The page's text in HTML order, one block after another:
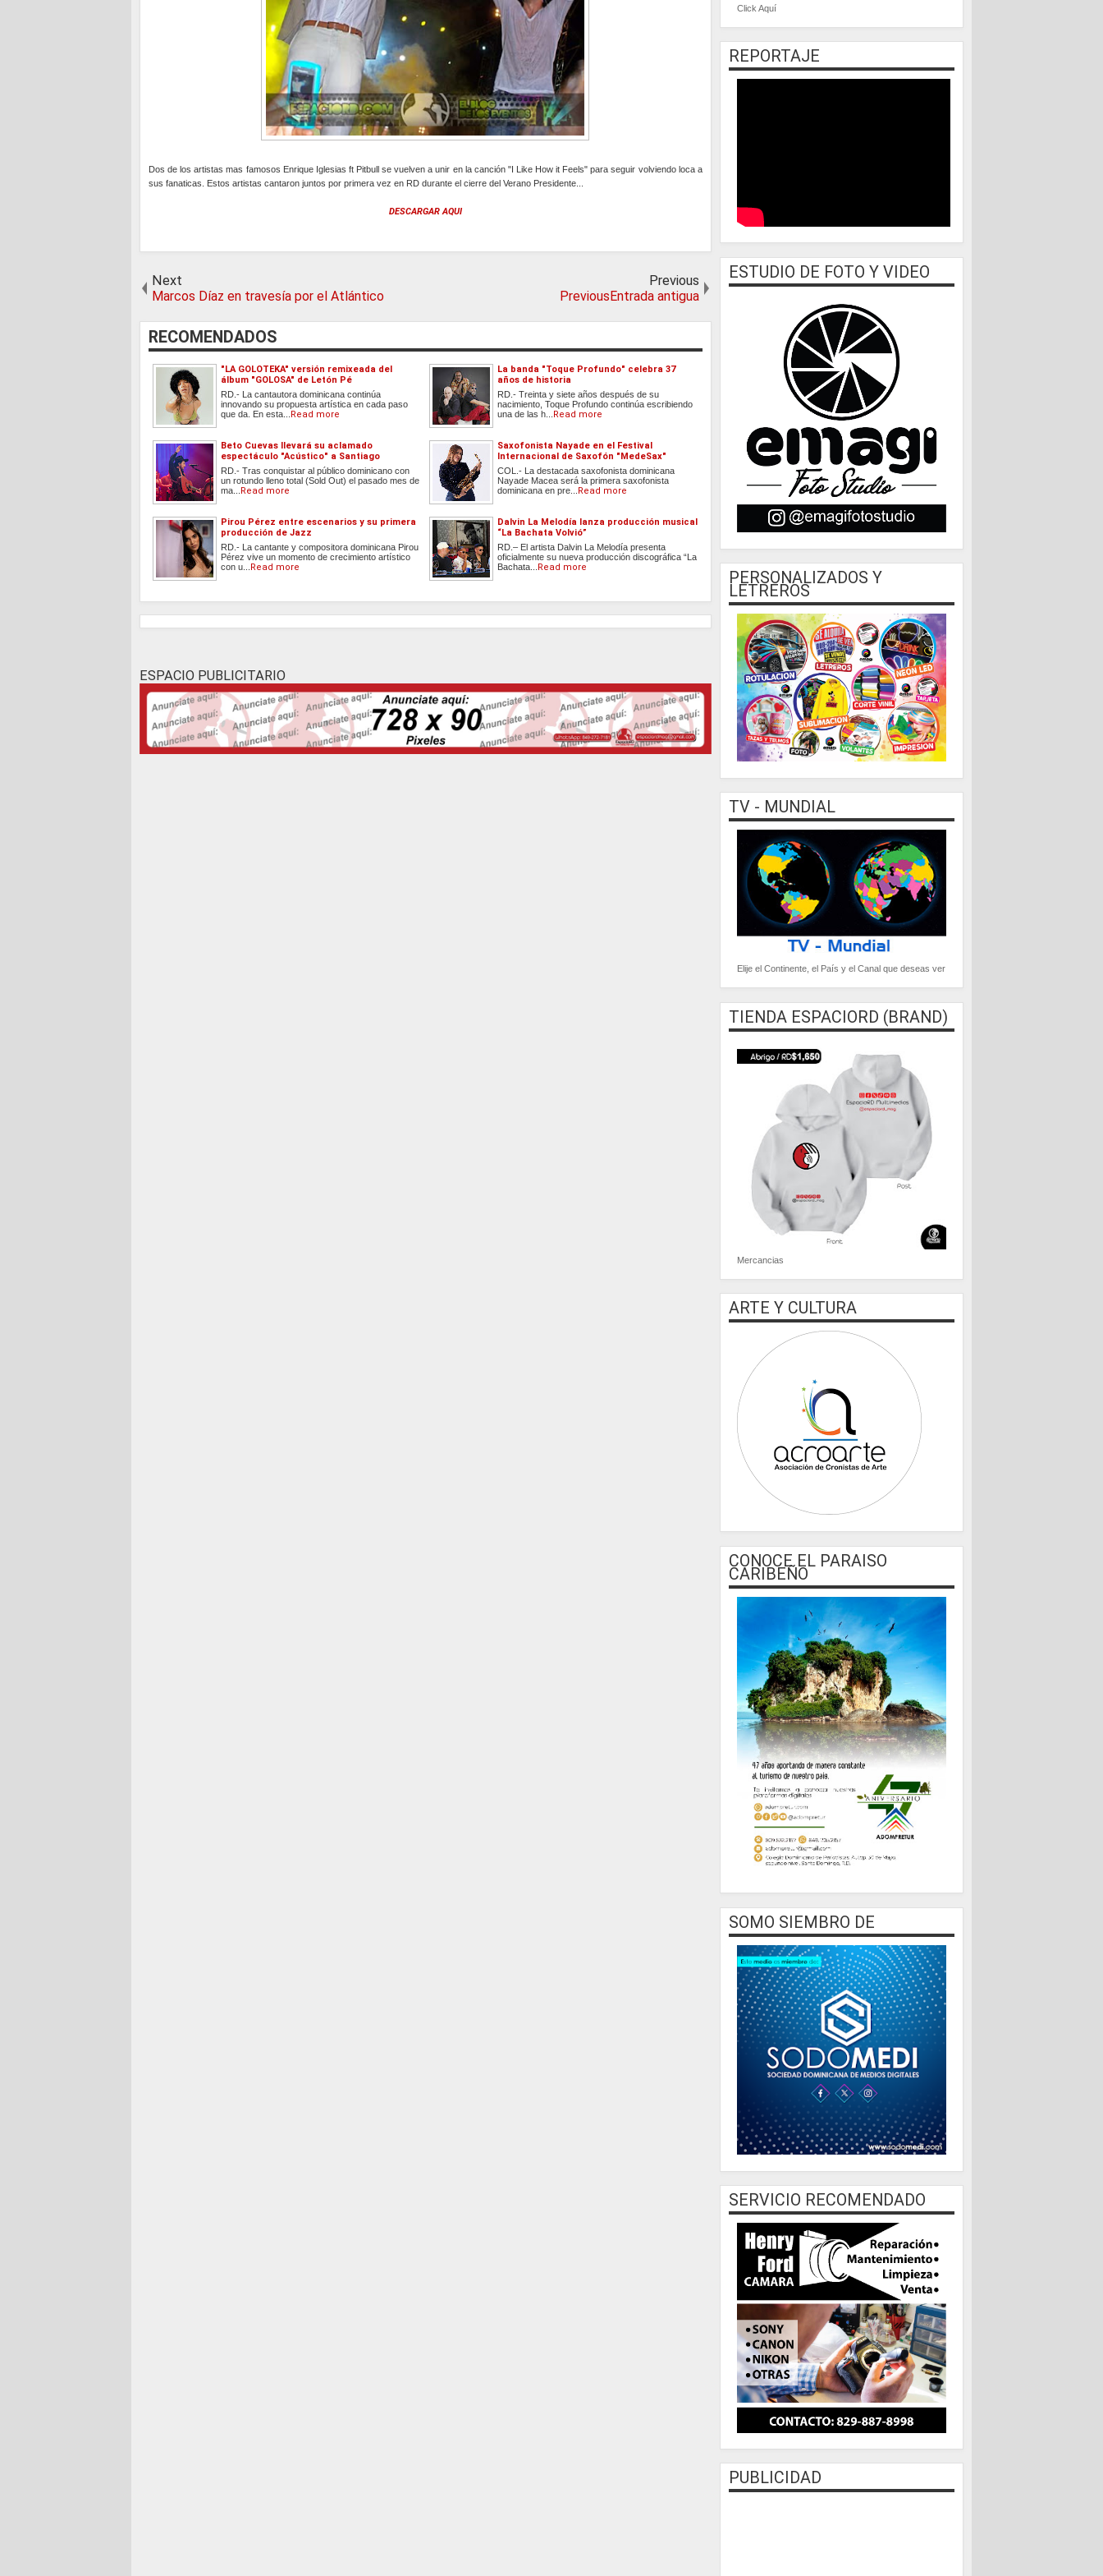
Dos de los artistas mas famosos Enrique Iglesias ft Pitbull se vuelven a unir en la canción "I Like How it Feels" para seguir volviendo loca a
sus fanaticas. Estos artistas cantaron juntos por primera vez en RD durante el cierre del Verano Presidente...
DESCARGAR AQUI
Next
Marcos Díaz en travesía por el Atlántico
Previous
PreviousEntrada antigua
RECOMENDADOS
"LA GOLOTEKA" versión remixeada del
álbum "GOLOSA" de Letón Pé
RD.- La cantautora dominicana continúa
innovando su propuesta artística en cada paso
que da. En esta...
Read more
La banda "Toque Profundo" celebra 37
años de historia
RD.- Treinta y siete años después de su
nacimiento, Toque Profundo continúa escribiendo
una de las h...
Read more
Beto Cuevas llevará su aclamado
espectáculo "Acústico" a Santiago
RD.- Tras conquistar al público dominicano con
un rotundo lleno total (Sold Out) el pasado mes de
ma...
Read more
Saxofonista Nayade en el Festival
Internacional de Saxofón "MedeSax"
COL.- La destacada saxofonista dominicana
Nayade Macea será la primera saxofonista
dominicana en pre...
Read more
Pirou Pérez entre escenarios y su primera
producción de Jazz
RD.- La cantante y compositora dominicana Pirou
Pérez vive un momento de crecimiento artístico
con u...
Read more
Dalvin La Melodía lanza producción musical
“La Bachata Volvió”
RD.– El artista Dalvin La Melodía presenta
oficialmente su nueva producción discográfica “La
Bachata...
Read more
ESPACIO PUBLICITARIO
Click Aquí
REPORTAJE
ESTUDIO DE FOTO Y VIDEO
PERSONALIZADOS Y
LETREROS
TV - MUNDIAL
Elije el Continente, el País y el Canal que deseas ver
TIENDA ESPACIORD (BRAND)
Mercancias
ARTE Y CULTURA
CONOCE EL PARAISO
CARIBEÑO
SOMO SIEMBRO DE
SERVICIO RECOMENDADO
PUBLICIDAD